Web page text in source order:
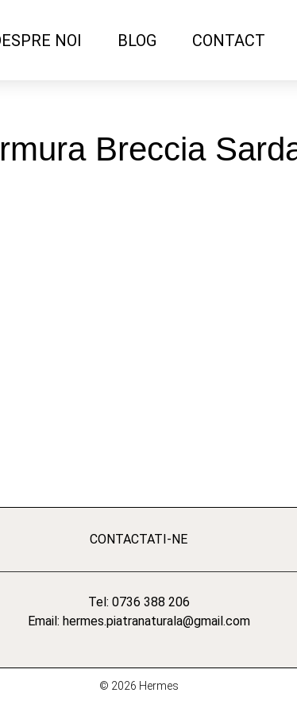
NOI BLOG CONTACT
Breccia
CONTACTATI-NE
Tel: 0736 388 206
Email: hermes.piatranaturala@gmail.com
© 2026 Hermes